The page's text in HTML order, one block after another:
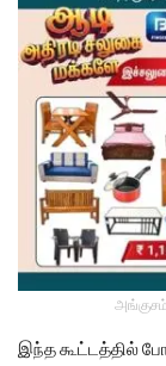
இந்த கூட்டத்தில்